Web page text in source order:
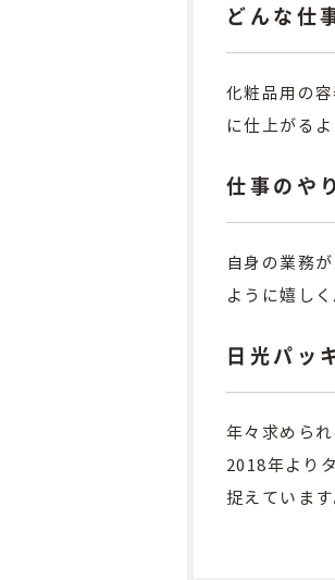
どんな仕
化粧品用の
に仕上がる
仕事のや
自身の業務
ように嬉し
日光パッ
年々求めら
2018年より
捉えています